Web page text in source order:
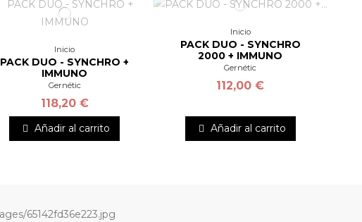
Inicio
PACK DUO - SYNCHRO +
IMMUNO
Gernétic
118,20 €
Añadir al carrito
Inicio
PACK DUO - SYNCHRO
2000 + IMMUNO
Gernétic
112,00 €
Añadir al carrito